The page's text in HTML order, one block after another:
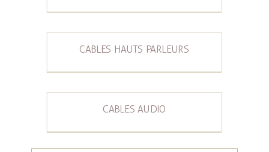
CABLES HAUTS PARLEURS
CABLES AUDIO